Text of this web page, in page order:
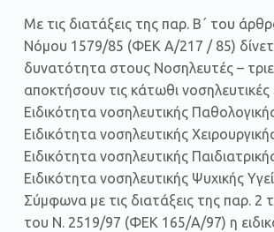
Με τις διατάξεις της παρ. Β΄ του
Νόμου 1579/85 (ΦΕΚ Α/217 / 85)
δυνατότητα στους Νοσηλευτές –
αποκτήσουν τις κάτωθι νοσηλευτικές
Ειδικότητα νοσηλευτικής
Ειδικότητα νοσηλευτικής
Ειδικότητα νοσηλευτικής
Ειδικότητα νοσηλευτικής Ψυχικής
Σύμφωνα με τις διατάξεις της παρ. 2
του Ν. 2519/97 (ΦΕΚ 165/Α/97) η